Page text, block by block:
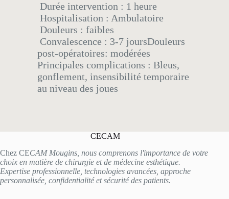
Durée intervention : 1 heure
Hospitalisation : Ambulatoire
Douleurs : faibles
Convalescence : 3-7 joursDouleurs
post-opératoires: modérées
Principales complications : Bleus,
gonflement, insensibilité temporaire
au niveau des joues
CECAM
Chez CECAM Mougins, nous comprenons l'importance de votre
choix en matière de chirurgie et de médecine esthétique.
Expertise professionnelle, technologies avancées, approche
personnalisée, confidentialité et sécurité des patients.